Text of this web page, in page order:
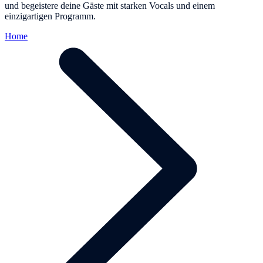
und begeistere deine Gäste mit starken Vocals und einem
einzigartigen Programm.
Home